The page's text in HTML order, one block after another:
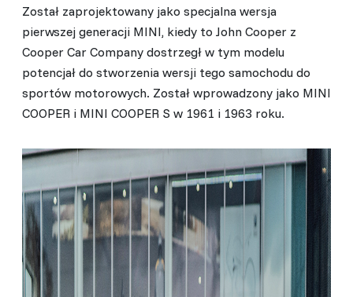
Został zaprojektowany jako specjalna wersja
pierwszej generacji MINI, kiedy to John Cooper z
Cooper Car Company dostrzegł w tym modelu
potencjał do stworzenia wersji tego samochodu do
sportów motorowych. Został wprowadzony jako MINI
COOPER i MINI COOPER S w 1961 i 1963 roku.